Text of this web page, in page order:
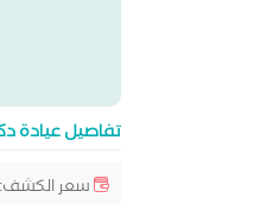
تفاصيل عيادة
سعر الكشف: